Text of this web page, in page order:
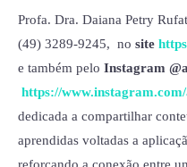
Profa. Dra. Daiana Petry
(49) 3289-9245, no site
e também pelo Instagram
https://
dedicada a compartilhar
aprendidas voltadas a
reforçando a conexão entre